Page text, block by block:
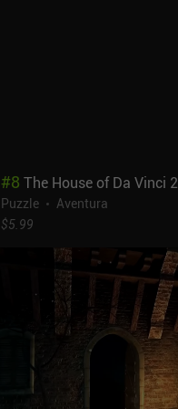
#8 The House of Da Vinci 2
Puzzle
Aventura
$5.99